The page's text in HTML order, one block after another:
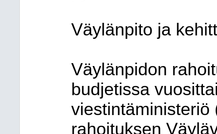
Väylänpito ja
Väylänpidon
budjetissa
viestintäministeriö
rahoituksen